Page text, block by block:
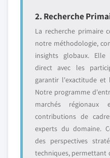
2. Recherche
La recherche primaire
notre méthodologie,
insights globaux.
direct avec les
garantir l'exactitude et
Notre programme
marchés
contributions de
experts du domaine.
des perspectives
techniques, permettant